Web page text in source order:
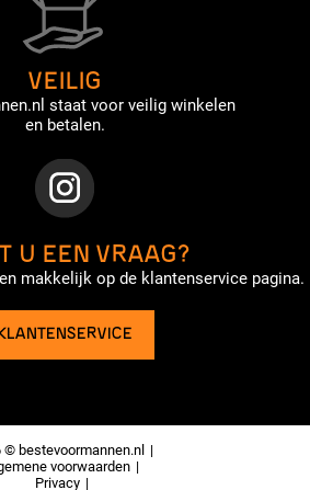
VEILIG
staat voor veilig winkelen
en betalen.
U EEN VRAAG?
makkelijk op de klantenservice pagina.
KLANTENSERVICE
© bestevoormannen.nl
voorwaarden
Privacy